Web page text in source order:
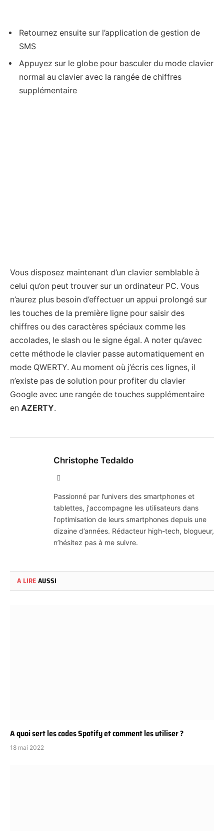
Retournez ensuite sur l’application de gestion de
SMS
Appuyez sur le globe pour basculer du mode clavier
normal au clavier avec la rangée de chiffres
supplémentaire
Vous disposez maintenant d’un clavier semblable à
celui qu’on peut trouver sur un ordinateur PC. Vous
n’aurez plus besoin d’effectuer un appui prolongé sur
les touches de la première ligne pour saisir des
chiffres ou des caractères spéciaux comme les
accolades, le slash ou le signe égal. A noter qu’avec
cette méthode le clavier passe automatiquement en
mode QWERTY. Au moment où j’écris ces lignes, il
n’existe pas de solution pour profiter du clavier
Google avec une rangée de touches supplémentaire
en AZERTY.
Christophe Tedaldo
Passionné par l’univers des smartphones et
tablettes, j'accompagne les utilisateurs dans
l'optimisation de leurs smartphones depuis une
dizaine d’années. Rédacteur high-tech, blogueur,
n’hésitez pas à me suivre.
A LIREAUSSI
A quoi sert les codes Spotify et comment les utiliser ?
18 mai 2022